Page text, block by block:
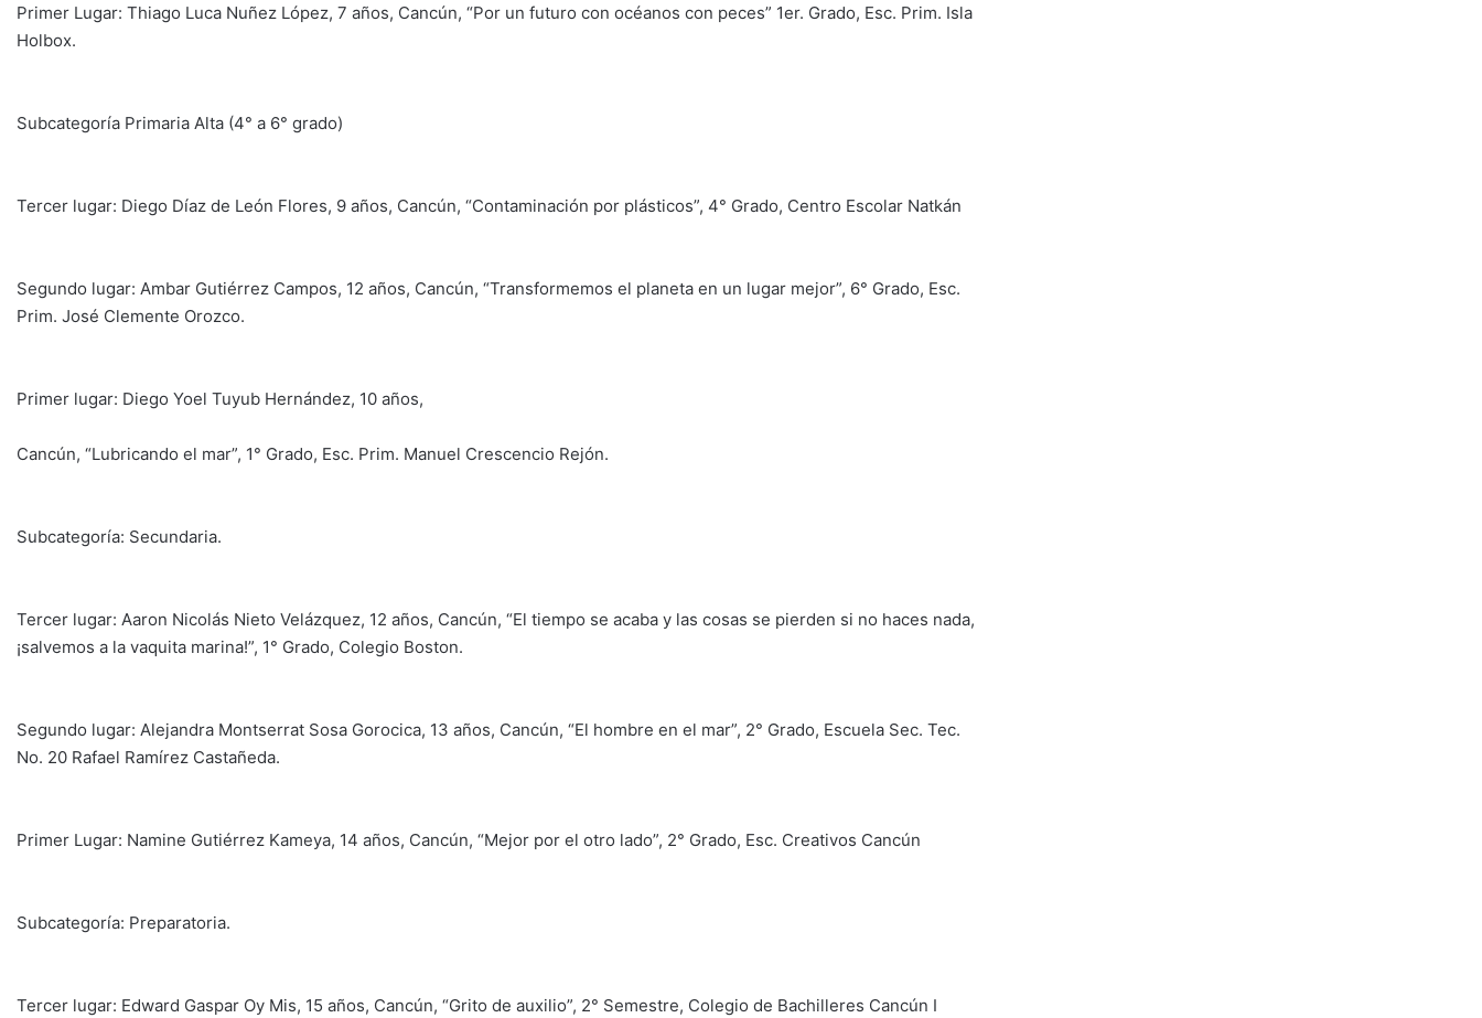
Primer Lugar: Thiago Luca Nuñez López, 7 años, Cancún, “Por un futuro con océanos con peces” 1er. Grado, Esc. Prim. Isla
Holbox.
Subcategoría Primaria Alta (4° a 6° grado)
Tercer lugar: Diego Díaz de León Flores, 9 años, Cancún, “Contaminación por plásticos”, 4° Grado, Centro Escolar Natkán
Segundo lugar: Ambar Gutiérrez Campos, 12 años, Cancún, “Transformemos el planeta en un lugar mejor”, 6° Grado, Esc.
Prim. José Clemente Orozco.
Primer lugar: Diego Yoel Tuyub Hernández, 10 años,
Cancún, “Lubricando el mar”, 1° Grado, Esc. Prim. Manuel Crescencio Rejón.
Subcategoría: Secundaria.
Tercer lugar: Aaron Nicolás Nieto Velázquez, 12 años, Cancún, “El tiempo se acaba y las cosas se pierden si no haces nada,
¡salvemos a la vaquita marina!”, 1° Grado, Colegio Boston.
Segundo lugar: Alejandra Montserrat Sosa Gorocica, 13 años, Cancún, “El hombre en el mar”, 2° Grado, Escuela Sec. Tec.
No. 20 Rafael Ramírez Castañeda.
Primer Lugar: Namine Gutiérrez Kameya, 14 años, Cancún, “Mejor por el otro lado”, 2° Grado, Esc. Creativos Cancún
Subcategoría: Preparatoria.
Tercer lugar: Edward Gaspar Oy Mis, 15 años, Cancún, “Grito de auxilio”, 2° Semestre, Colegio de Bachilleres Cancún I